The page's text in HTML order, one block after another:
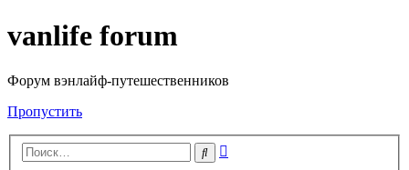
vanlife forum
Форум вэнлайф-путешественников
Пропустить
Поиск